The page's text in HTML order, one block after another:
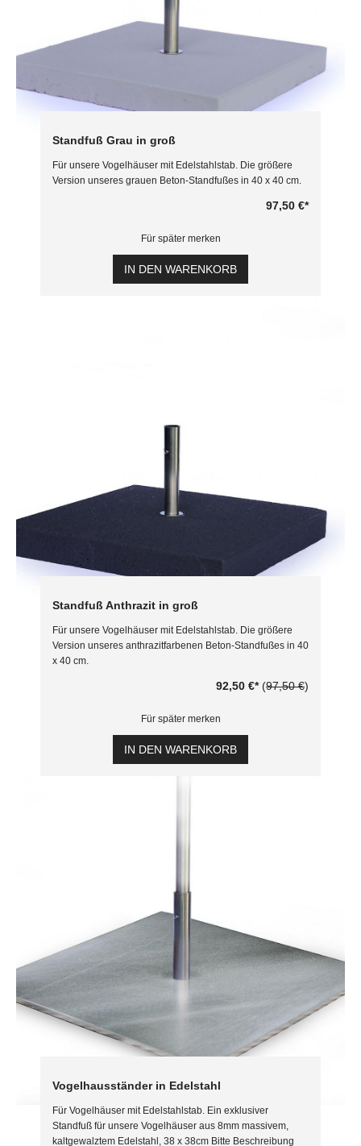
Standfuß Grau in groß
Für unsere Vogelhäuser mit Edelstahlstab. Die größere
Version unseres grauen Beton-Standfußes in 40 x 40 cm.
97,50 €*
Für später merken
IN DEN WARENKORB
Standfuß Anthrazit in groß
Für unsere Vogelhäuser mit Edelstahlstab. Die größere
Version unseres anthrazitfarbenen Beton-Standfußes in 40
x 40 cm.
92,50 €*(97,50 €)
Für später merken
IN DEN WARENKORB
Vogelhausständer in Edelstahl
Für Vogelhäuser mit Edelstahlstab. Ein exklusiver
Standfuß für unsere Vogelhäuser aus 8mm massivem,
kaltgewalztem Edelstahl, 38 x 38cm Bitte Beschreibung